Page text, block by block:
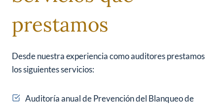
prestamos
Desde nuestra experiencia como auditores prestamos
los siguientes servicios:
Auditoría anual de Prevención del Blanqueo de